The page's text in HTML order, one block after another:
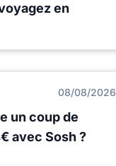
en
08/08/2026
un coup de
avec Sosh ?